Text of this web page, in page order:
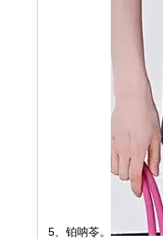
5、铂呐苓。